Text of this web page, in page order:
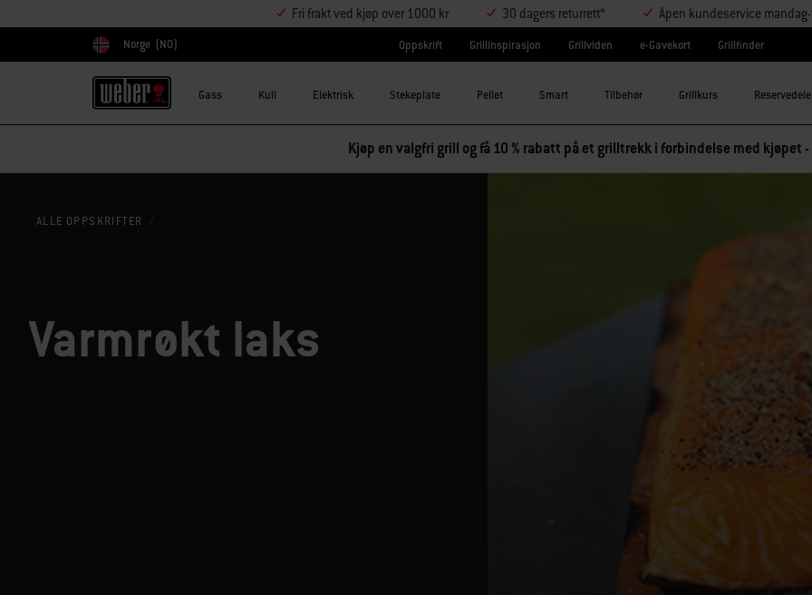
Fri frakt ved kjøp over 1000 kr 30 dagers returrett* Åpen kundeservice
Velg land
Norge (NO) Oppskrift Grillinspirasjon Grillviden e-Gavekort Grillfinder
Gass Kull Elektrisk Stekeplate Pellet Smart Tilbehør Grillkurs
Kjøp en valgfri grill og få 10 % rabatt på et grilltrekk i forbindelse med kjøpet -
ALLE OPPSKRIFTER
Varmrøkt laks